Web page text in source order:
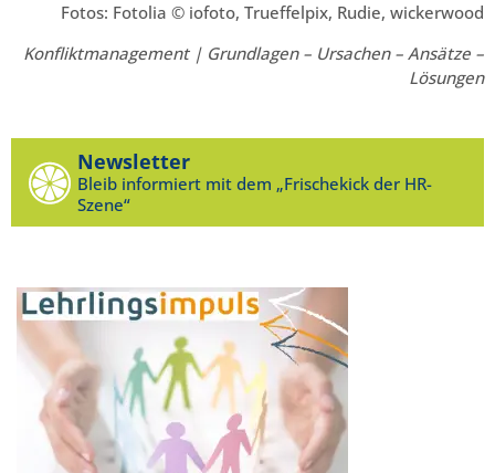
Fotos: Fotolia © iofoto, Trueffelpix, Rudie, wickerwood
Konfliktmanagement | Grundlagen – Ursachen – Ansätze –
Lösungen
Newsletter
Bleib informiert mit dem „Frischekick der HR-
Szene“